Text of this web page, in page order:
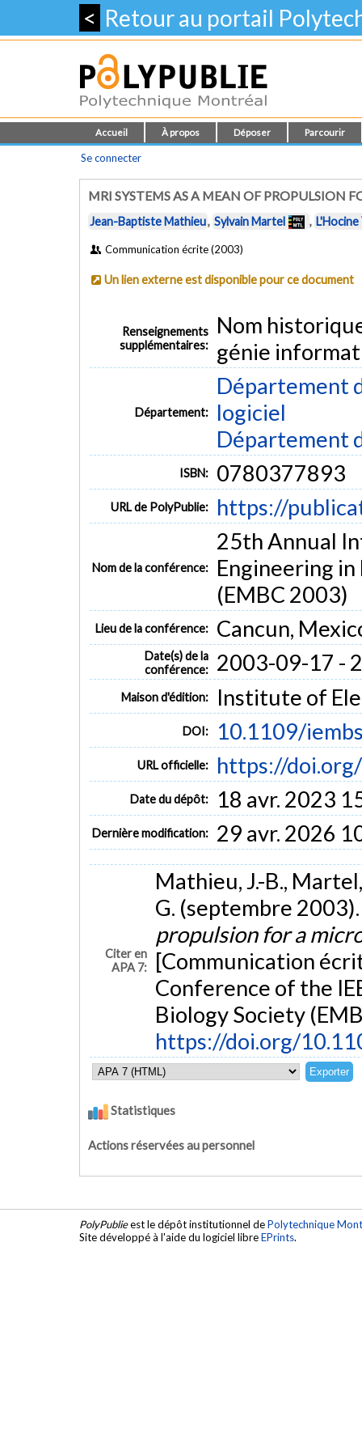
< Retour au portail
Accueil À propos Déposer Parcourir
Se connecter
MRI SYSTEMS AS A MEAN OF PROPULSION
Jean-Baptiste Mathieu, Sylvain Martel , L'Hocine
Communication écrite (2003)
Un lien externe est disponible pour ce document
Renseignements
supplémentaires:
Nom
génie
Département:
Département
logiciel
Département
ISBN: 0780377893
URL de PolyPublie: https://
Nom de la conférence:
25th Annual
Engineering
(EMBC 2003)
Lieu de la conférence: Cancun,
Date(s) de la
conférence:
2003-09-17 -
Maison d'édition: Institute of
DOI: 10.1109/
URL officielle: https://
Date du dépôt: 18 avr. 2023
Dernière modification: 29 avr. 2026
Citer en
APA 7:
Mathieu, J.-B.,
G. (septembre
propulsion for a
[Communication
Conference of the
Biology Society
https://doi.org/
Statistiques
Actions réservées au personnel
PolyPublieest le dépôt institutionnel dePolytechnique
Site développé à l'aide du logiciel libreEPrints.